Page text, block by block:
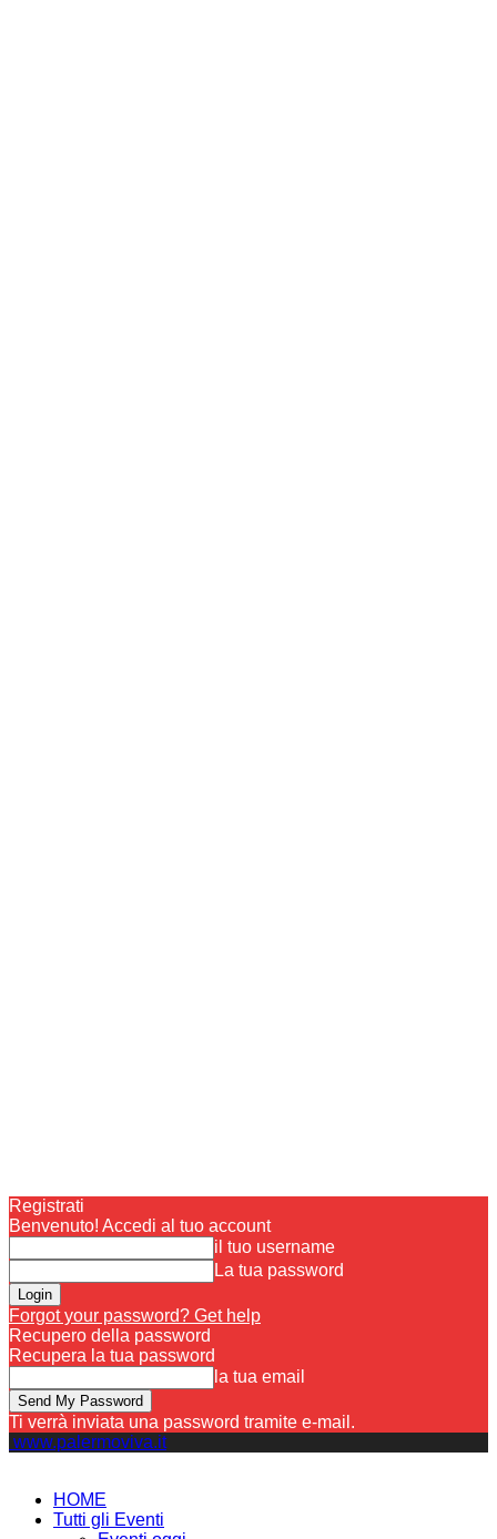
Registrati
Benvenuto! Accedi al tuo account
il tuo username
La tua password
Forgot your password? Get help
Recupero della password
Recupera la tua password
la tua email
Ti verrà inviata una password tramite e-mail.
www.palermoviva.it
HOME
Tutti gli Eventi